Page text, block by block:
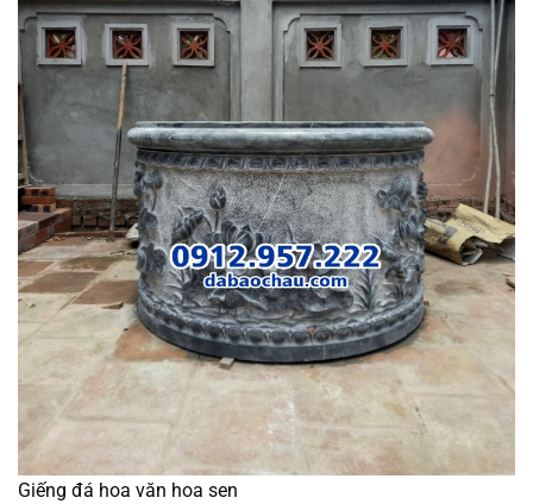
Giếng đá hoa văn hoa sen